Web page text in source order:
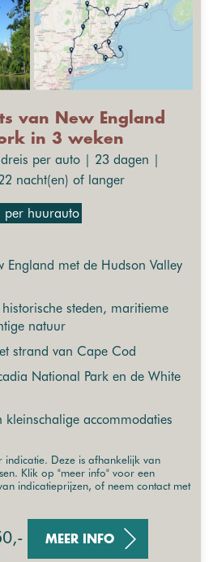
van New England
in 3 weken
per auto | 23 dagen |
nacht(en) of langer
per huurauto
England met de Hudson Valley
steden, maritieme
natuur
strand van Cape Cod
National Park en de White
kleinschalige accommodaties
indicatie. Deze is afhankelijk van
Klik op "meer info" voor een
indicatieprijzen, of neem contact met
MEER INFO